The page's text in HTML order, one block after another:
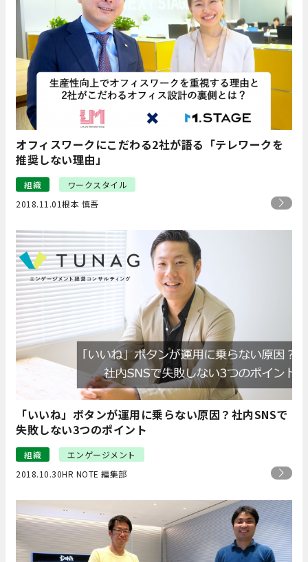
オフィスワークにこだわる2社が語る「テレワークを
推奨しない理由」
組織
ワークスタイル
2018.11.01根本 慎吾
「いいね」ボタンが運用に乗らない原因？社内SNSで
失敗しない3つのポイント
組織
エンゲージメント
2018.10.30HR NOTE 編集部